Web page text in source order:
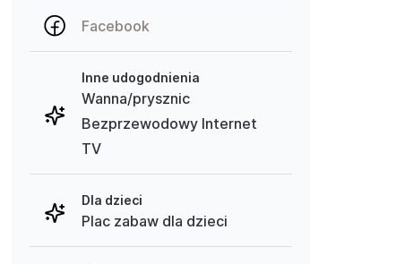
Facebook
Inne udogodnienia
Wanna/prysznic
Bezprzewodowy Internet
TV
Dla dzieci
Plac zabaw dla dzieci